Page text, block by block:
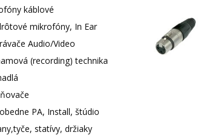
káblové
mikrofóny, In Ear
Audio/Video
(recording) technika
PA, Install, štúdio
statívy, držiaky